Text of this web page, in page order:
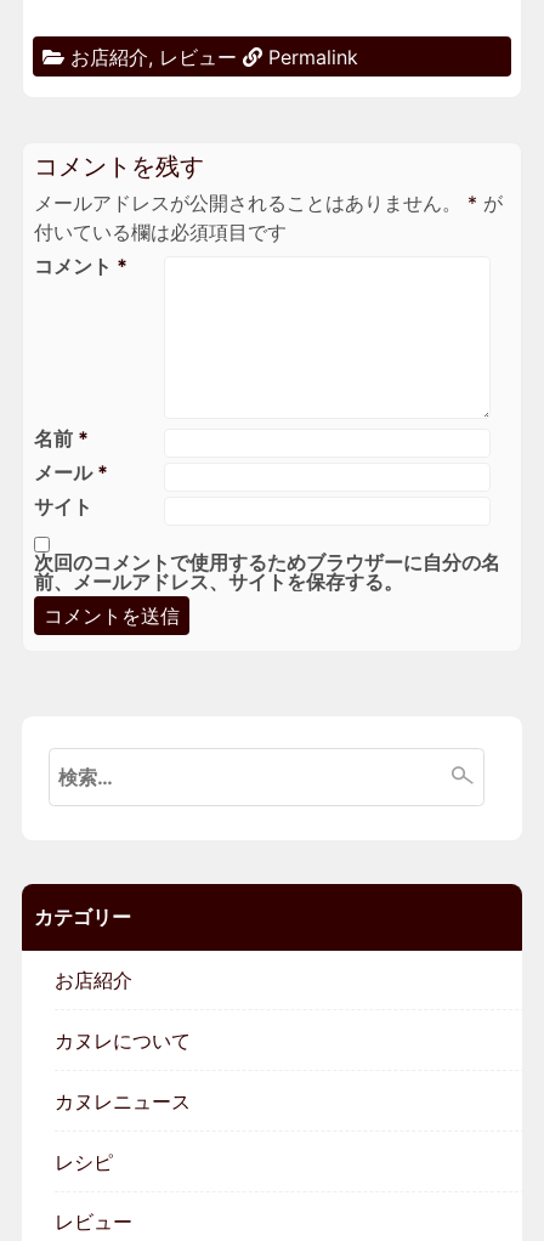
お店紹介, レビュー Permalink
コメントを残す
メールアドレスが公開されることはありません。 * が
付いている欄は必須項目です
コメント *
名前 *
メール *
サイト
次回のコメントで使用するためブラウザーに自分の名
前、メールアドレス、サイトを保存する。
検
索:
カテゴリー
お店紹介
カヌレについて
カヌレニュース
レシピ
レビュー